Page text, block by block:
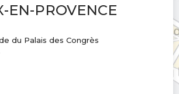
EN-PROVENCE
du Palais des Congrès